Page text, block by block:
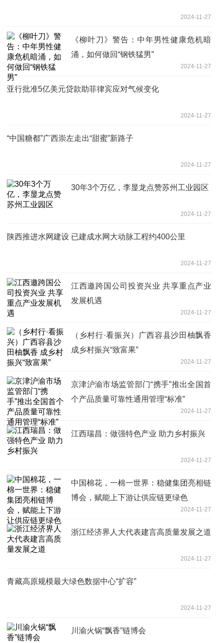
2024-11-27
《柳叶刀》警告：中年男性健康危机暗
涌，如何做回“钢铁猛男”
2024-11-27
亚行批准5亿美元贷款助菲律宾应对气候变化
2024-11-27
“中国糖都”广西崇左走出“甜蜜”新路子
2024-11-27
30年3个万亿，李显龙点赞苏州工业园区
2024-11-27
陕西推进水网建设 已建成水网大动脉工程约400公里
2024-11-27
江西邀跨国公司投资兴业 共享重点产业
发展机遇
2024-11-27
（乡村行·看振兴）广西容县沙田柚飘香
成乡村振兴“致富果”
2024-11-27
京津沪渝市场监管部门“携手”推出全国首
个产品质量可靠性通用管理“标准”
2024-11-27
江西瑞昌：做强特色产业 助力乡村振兴
2024-11-27
中国棉花，一棉一世界：稳健集团亮相链
博会，赋能上下游让供应链更绿色
2024-11-27
浙江经济界人大代表建言高质量发展之道
2024-11-27
青藏高原规模最大绿色数据中心“扩容”
2024-11-27
川渝火锅“飘香”链博会